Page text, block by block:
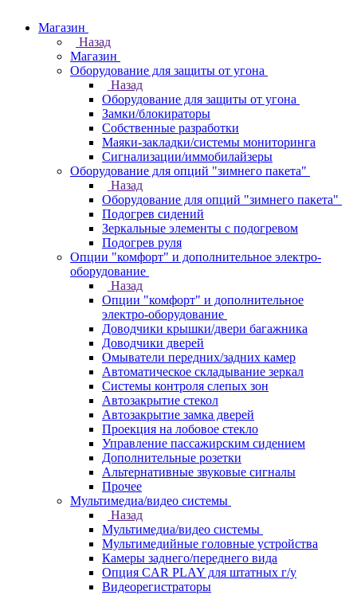
Магазин
Назад
Магазин
Оборудование для защиты от угона
Назад
Оборудование для защиты от угона
Замки/блокираторы
Собственные разработки
Маяки-закладки/системы мониторинга
Сигнализации/иммобилайзеры
Оборудование для опций "зимнего пакета"
Назад
Оборудование для опций "зимнего пакета"
Подогрев сидений
Зеркальные элементы с подогревом
Подогрев руля
Опции "комфорт" и дополнительное электро-
оборудование
Назад
Опции "комфорт" и дополнительное
электро-оборудование
Доводчики крышки/двери багажника
Доводчики дверей
Омыватели передних/задних камер
Автоматическое складывание зеркал
Системы контроля слепых зон
Автозакрытие стекол
Автозакрытие замка дверей
Проекция на лобовое стекло
Управление пассажирским сидением
Дополнительные розетки
Альтернативные звуковые сигналы
Прочее
Мультимедиа/видео системы
Назад
Мультимедиа/видео системы
Мультимедийные головные устройства
Камеры заднего/переднего вида
Опция CAR PLAY для штатных г/у
Видеорегистраторы